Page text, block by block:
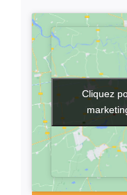
Cliquez
Cliquez